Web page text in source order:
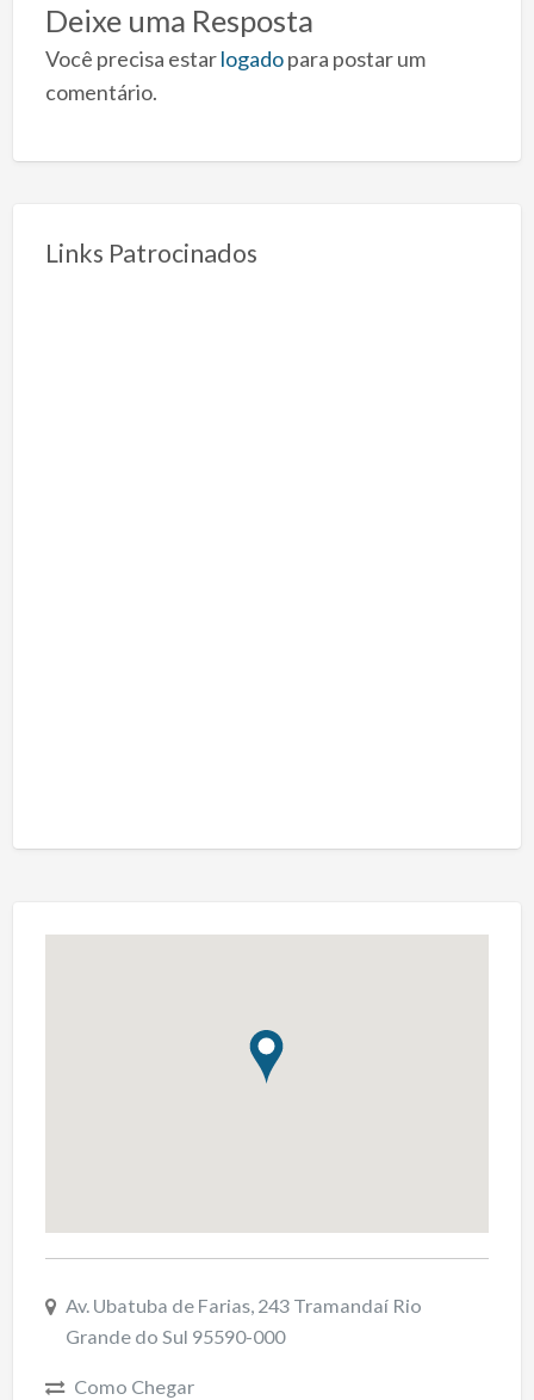
Deixe uma Resposta
Você precisa estarlogadopara postar um
comentário.
Links Patrocinados
Av. Ubatuba de Farias, 243 Tramandaí Rio
Grande do Sul 95590-000
Como Chegar